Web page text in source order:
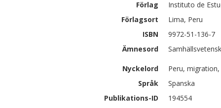
Förlag
Instituto de
Förlagsort
Lima, Peru
ISBN
9972-51-136-7
Ämnesord
Nyckelord
Peru,
Språk
Spanska
Publikations-ID
194554